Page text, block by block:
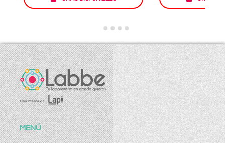
MENÚ